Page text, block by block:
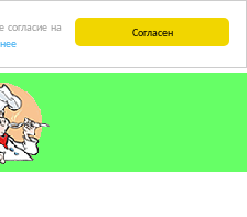
Согласен
на